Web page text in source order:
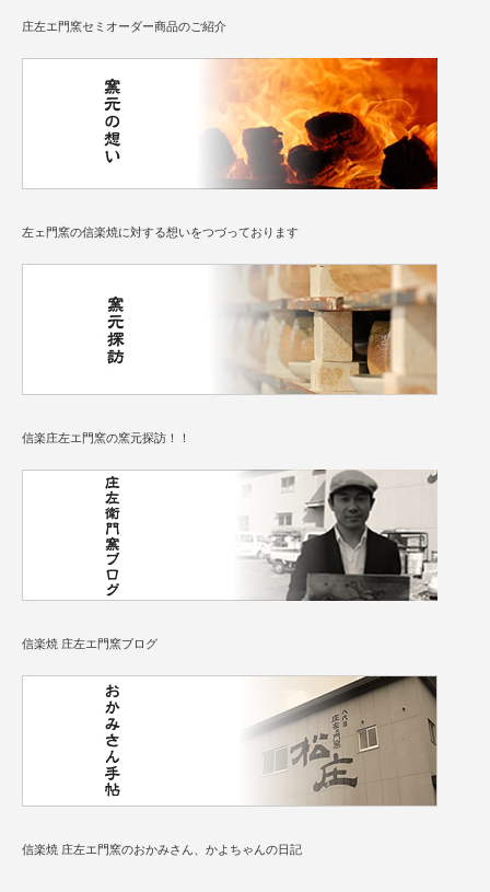
庄左エ門窯セミオーダー商品のご紹介
左ェ門窯の信楽焼に対する想いをつづっております
信楽庄左エ門窯の窯元探訪！！
信楽焼 庄左エ門窯ブログ
信楽焼 庄左エ門窯のおかみさん、かよちゃんの日記